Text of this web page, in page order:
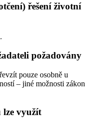
řešení životní
požadovány
pouze osobně u
– jiné možnosti zákon
lze využít